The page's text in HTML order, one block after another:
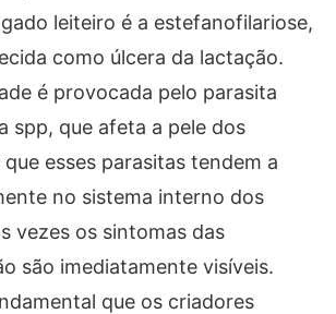
leiteiro é a estefanofilariose,
como úlcera da lactação.
é provocada pelo parasita
spp, que afeta a pele dos
esses parasitas tendem a
no sistema interno dos
vezes os sintomas das
são imediatamente visíveis.
que os criadores